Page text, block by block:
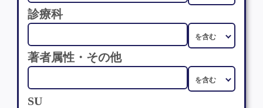
診療科
著者属性・その他
SU